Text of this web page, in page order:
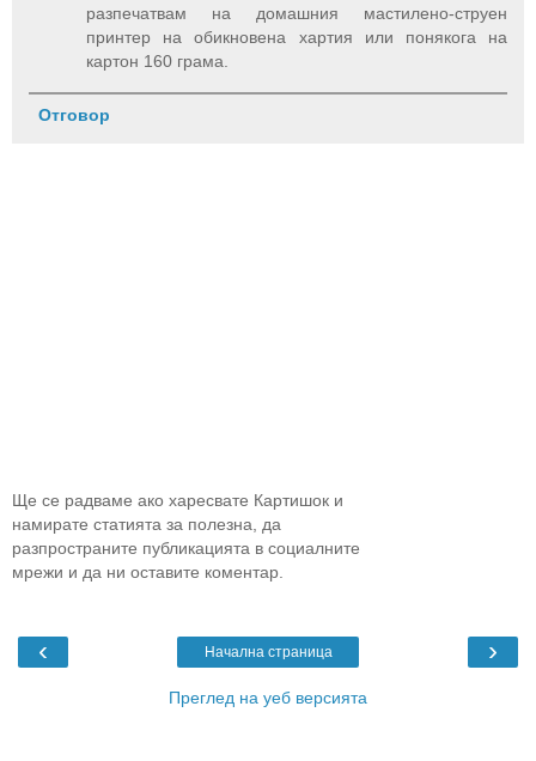
разпечатвам на домашния мастилено-струен
принтер на обикновена хартия или понякога на
картон 160 грама.
Отговор
Ще се радваме ако харесвате Картишок и
намирате статията за полезна, да
разпространите публикацията в социалните
мрежи и да ни оставите коментар.
‹ ›
Начална страница
Преглед на уеб версията